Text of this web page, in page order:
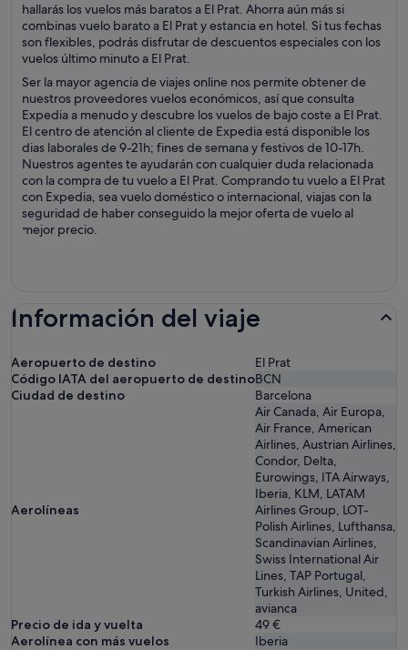
hallarás los vuelos más baratos a El Prat. Ahorra aún más si
combinas vuelo barato a El Prat y estancia en hotel. Si tus fechas
son flexibles, podrás disfrutar de descuentos especiales con los
vuelos último minuto a El Prat.
Ser la mayor agencia de viajes online nos permite obtener de
nuestros proveedores vuelos económicos, así que consulta
Expedia a menudo y descubre los vuelos de bajo coste a El Prat.
El centro de atención al cliente de Expedia está disponible los
dias laborales de 9-21h; fines de semana y festivos de 10-17h.
Nuestros agentes te ayudarán con cualquier duda relacionada
con la compra de tu vuelo a El Prat. Comprando tu vuelo a El Prat
con Expedia, sea vuelo doméstico o internacional, viajas con la
seguridad de haber conseguido la mejor oferta de vuelo al
mejor precio.
Información del viaje
Aeropuerto de destino
El Prat
Código IATA del aeropuerto de destinoBCN
Ciudad de destino
Barcelona
Aerolíneas
Air Canada, Air Europa,
Air France, American
Airlines, Austrian Airlines,
Condor, Delta,
Eurowings, ITA Airways,
Iberia, KLM, LATAM
Airlines Group, LOT-
Polish Airlines, Lufthansa,
Scandinavian Airlines,
Swiss International Air
Lines, TAP Portugal,
Turkish Airlines, United,
avianca
Precio de ida y vuelta
49 €
Aerolínea con más vuelos
Iberia